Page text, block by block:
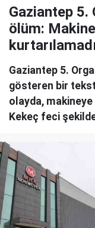
Gaziantep 5.
ölüm:
Gaziantep 5.
gösteren bir
olayda, makineye
Kekeç feci